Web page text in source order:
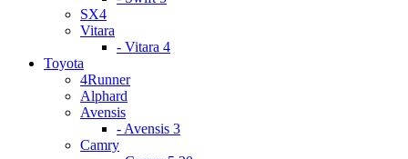
SX4
Vitara
- Vitara 4
Toyota
4Runner
Alphard
Avensis
- Avensis 3
Camry